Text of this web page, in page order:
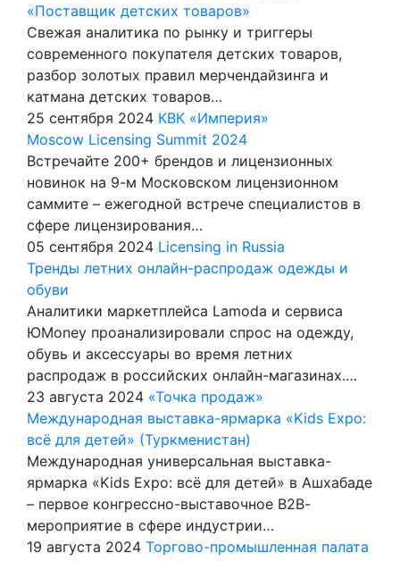
«Поставщик детских товаров»
Cвежая аналитика по рынку и триггеры
современного покупателя детских товаров,
разбор золотых правил мерчендайзинга и
катмана детских товаров…
25 сентября 2024 КВК «Империя»
Moscow Licensing Summit 2024
Встречайте 200+ брендов и лицензионных
новинок на 9-м Московском лицензионном
саммите – ежегодной встрече специалистов в
сфере лицензирования…
05 сентября 2024 Licensing in Russia
Тренды летних онлайн-распродаж одежды и
обуви
Аналитики маркетплейса Lamoda и сервиса
ЮMoney проанализировали спрос на одежду,
обувь и аксессуары во время летних
распродаж в российских онлайн-магазинах.…
23 августа 2024 «Точка продаж»
Международная выставка-ярмарка «Kids Expo:
всё для детей» (Туркменистан)
Международная универсальная выставка-
ярмарка «Kids Expo: всё для детей» в Ашхабаде
– первое конгрессно-выставочное В2В-
мероприятие в сфере индустрии…
19 августа 2024 Торгово-промышленная палата